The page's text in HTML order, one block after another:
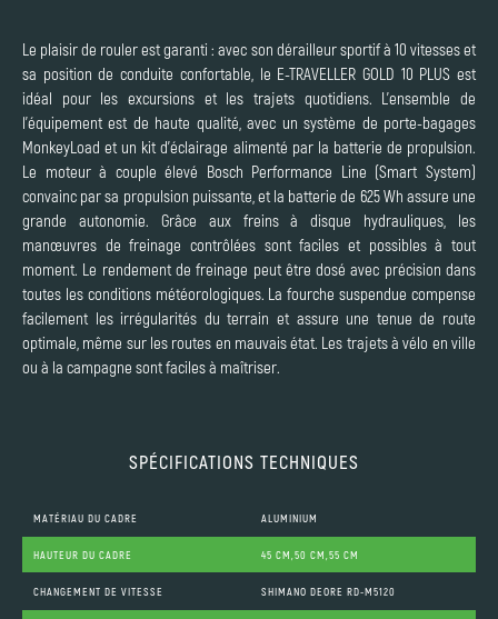
Le plaisir de rouler est garanti : avec son dérailleur sportif à 10 vitesses et
sa position de conduite confortable, le E-TRAVELLER GOLD 10 PLUS est
idéal pour les excursions et les trajets quotidiens. L’ensemble de
l’équipement est de haute qualité, avec un système de porte-bagages
MonkeyLoad et un kit d’éclairage alimenté par la batterie de propulsion.
Le moteur à couple élevé Bosch Performance Line (Smart System)
convainc par sa propulsion puissante, et la batterie de 625 Wh assure une
grande autonomie. Grâce aux freins à disque hydrauliques, les
manœuvres de freinage contrôlées sont faciles et possibles à tout
moment. Le rendement de freinage peut être dosé avec précision dans
toutes les conditions météorologiques. La fourche suspendue compense
facilement les irrégularités du terrain et assure une tenue de route
optimale, même sur les routes en mauvais état. Les trajets à vélo en ville
ou à la campagne sont faciles à maîtriser.
SPÉCIFICATIONS TECHNIQUES
MATÉRIAU DU CADRE ALUMINIUM
HAUTEUR DU CADRE 45 CM,50 CM,55 CM
CHANGEMENT DE VITESSE SHIMANO DEORE RD-M5120